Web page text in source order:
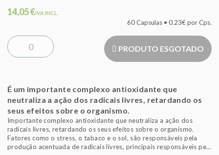
14,05 €IVA INCL.
60 Capsulas • 0.23€ por Cps.
PRODUTO ESGOTADO
É um importante complexo antioxidante que
neutraliza a ação dos radicais livres, retardando os
seus efeitos sobre o organismo.
Importante complexo antioxidante que neutraliza a ação dos
radicais livres, retardando os seus efeitos sobre o organismo.
Fatores como o stress, o tabaco e o sol, são responsáveis pela
produção acentuada de radicais livres, principais responsáveis pela